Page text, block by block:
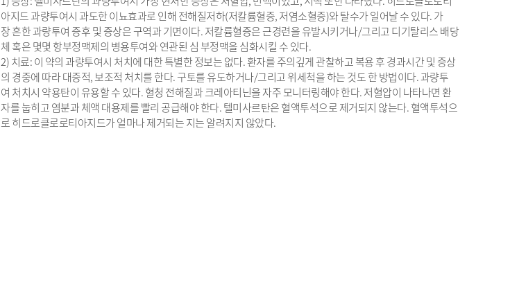
아지드 과량투여시 과도한 이뇨효과로 인해 전해질저하(저칼륨혈증, 저염소혈증)와 탈수가 일어날 수 있다. 가
장 흔한 과량투여 증후 및 증상은 구역과 기면이다. 저칼륨혈증은 근경련을 유발시키거나/그리고 디기탈리스 배당
체 혹은 몇몇 항부정맥제의 병용투여와 연관된 심 부정맥을 심화시킬 수 있다.
2) 치료: 이 약의 과량투여시 처치에 대한 특별한 정보는 없다. 환자를 주의깊게 관찰하고 복용 후 경과시간 및 증상
의 경중에 따라 대증적, 보조적 처치를 한다. 구토를 유도하거나/그리고 위세척을 하는 것도 한 방법이다. 과량투
여 처치시 약용탄이 유용할 수 있다. 혈청 전해질과 크레아티닌을 자주 모니터링해야 한다. 저혈압이 나타나면 환
자를 눕히고 염분과 체액 대용제를 빨리 공급해야 한다. 텔미사르탄은 혈액투석으로 제거되지 않는다. 혈액투석으
로 히드로클로로티아지드가 얼마나 제거되는 지는 알려지지 않았다.